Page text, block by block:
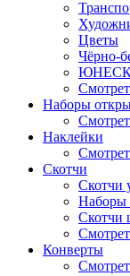
Цветы
Чёрно-
Наборы
Наклейки
Скотчи
Скотчи
Наборы
Скотчи
Конверты